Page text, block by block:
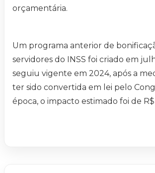
orçamentária.
Um programa anterior de
servidores do INSS foi criado em
seguiu vigente em 2024, após a
ter sido convertida em lei pelo
época, o impacto estimado foi de R$